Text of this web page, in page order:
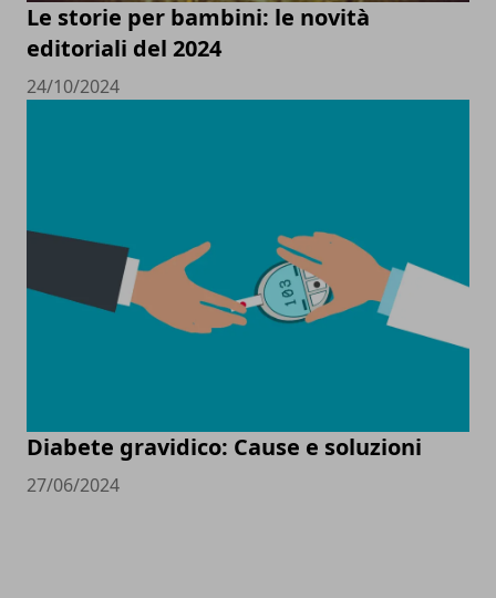
Le storie per bambini: le novità
editoriali del 2024
24/10/2024
Diabete gravidico: Cause e soluzioni
27/06/2024